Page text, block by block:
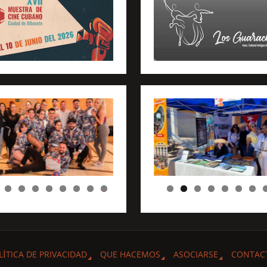
0
DE PRIVACIDAD QUE HACEMOS ASOCIARSE